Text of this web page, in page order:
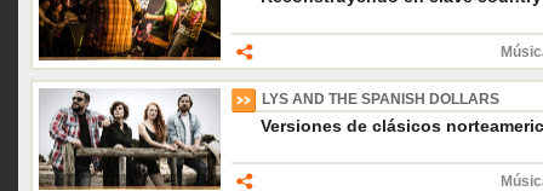
LYS AND THE SPANISH DOLLARS
Versiones de clásicos